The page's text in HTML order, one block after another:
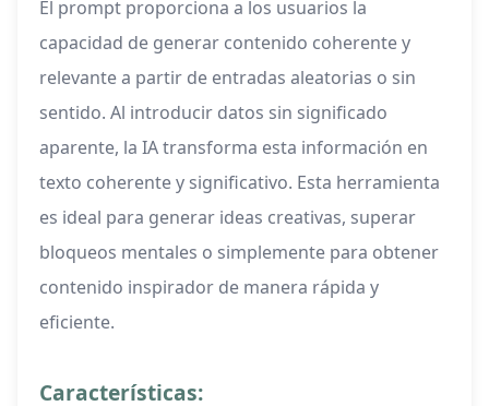
El prompt proporciona a los usuarios la
capacidad de generar contenido coherente y
relevante a partir de entradas aleatorias o sin
sentido. Al introducir datos sin significado
aparente, la IA transforma esta información en
texto coherente y significativo. Esta herramienta
es ideal para generar ideas creativas, superar
bloqueos mentales o simplemente para obtener
contenido inspirador de manera rápida y
eficiente.
Características: